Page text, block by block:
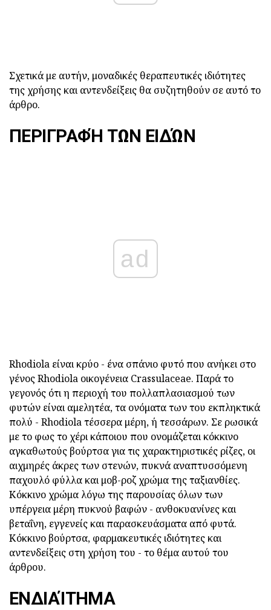
Σχετικά με αυτήν, μοναδικές θεραπευτικές ιδιότητες
της χρήσης και αντενδείξεις θα συζητηθούν σε αυτό το
άρθρο.
ΠΕΡΙΓΡΑΦΉ ΤΩΝ ΕΙΔΏΝ
ad
Rhodiola είναι κρύο - ένα σπάνιο φυτό που ανήκει στο
γένος Rhodiola οικογένεια Crassulaceae. Παρά το
γεγονός ότι η περιοχή του πολλαπλασιασμού των
φυτών είναι αμελητέα, τα ονόματα των του εκπληκτικά
πολύ - Rhodiola τέσσερα μέρη, ή τεσσάρων. Σε ρωσικά
με το φως το χέρι κάποιου που ονομάζεται κόκκινο
αγκαθωτούς βούρτσα για τις χαρακτηριστικές ρίζες, οι
αιχμηρές άκρες των στενών, πυκνά αναπτυσσόμενη
παχουλό φύλλα και μοβ-ροζ χρώμα της ταξιανθίες.
Κόκκινο χρώμα λόγω της παρουσίας όλων των
υπέργεια μέρη πυκνού βαφών - ανθοκυανίνες και
βεταΐνη, εγγενείς και παρασκευάσματα από φυτά.
Κόκκινο βούρτσα, φαρμακευτικές ιδιότητες και
αντενδείξεις στη χρήση του - το θέμα αυτού του
άρθρου.
ΕΝΔΙΑΊΤΗΜΑ